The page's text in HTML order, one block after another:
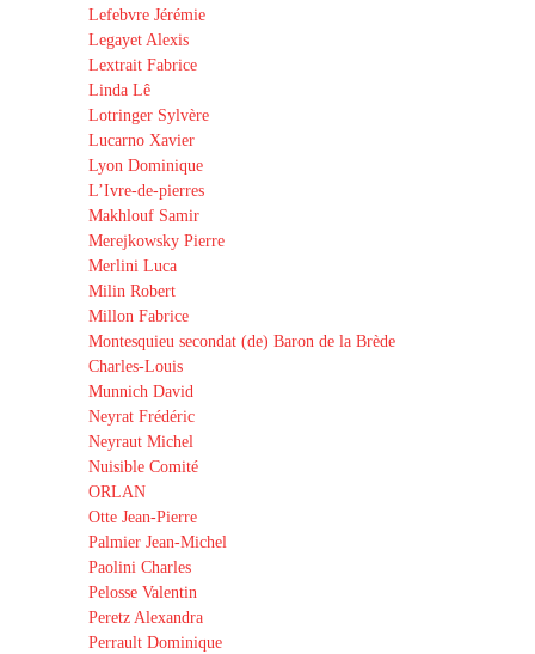
Lefebvre Jérémie
Legayet Alexis
Lextrait Fabrice
Linda Lê
Lotringer Sylvère
Lucarno Xavier
Lyon Dominique
L’Ivre-de-pierres
Makhlouf Samir
Merejkowsky Pierre
Merlini Luca
Milin Robert
Millon Fabrice
Montesquieu secondat (de) Baron de la Brède
Charles-Louis
Munnich David
Neyrat Frédéric
Neyraut Michel
Nuisible Comité
ORLAN
Otte Jean-Pierre
Palmier Jean-Michel
Paolini Charles
Pelosse Valentin
Peretz Alexandra
Perrault Dominique